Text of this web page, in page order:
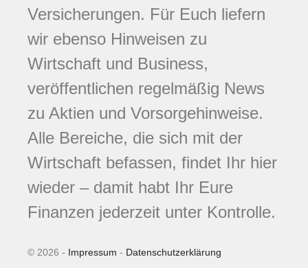
Versicherungen. Für Euch liefern
wir ebenso Hinweisen zu
Wirtschaft und Business,
veröffentlichen regelmäßig News
zu Aktien und Vorsorgehinweise.
Alle Bereiche, die sich mit der
Wirtschaft befassen, findet Ihr hier
wieder – damit habt Ihr Eure
Finanzen jederzeit unter Kontrolle.
© 2026 - Impressum - Datenschutzerklärung